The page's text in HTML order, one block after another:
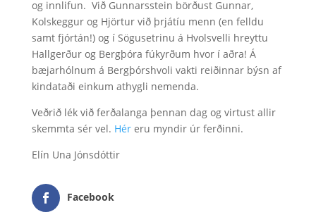
og innlifun. Við Gunnarsstein börðust Gunnar,
Kolskeggur og Hjörtur við þrjátíu menn (en felldu
samt fjórtán!) og í Sögusetrinu á Hvolsvelli hreyttu
Hallgerður og Bergþóra fúkyrðum hvor í aðra! Á
bæjarhólnum á Bergþórshvoli vakti reiðinnar býsn af
kindataði einkum athygli nemenda.
Veðrið lék við ferðalanga þennan dag og virtust allir
skemmta sér vel. Héreru myndir úr ferðinni.
Elín Una Jónsdóttir
Facebook